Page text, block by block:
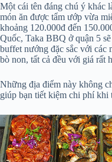
Một cái tên đáng chú ý khác
món ăn được tẩm ướp vừa
khoảng 120.000đ đến
Quốc, Taka BBQ ở quận 5
buffet nướng đặc sắc với
bò non, tất cả đều với giá rất
Những địa điểm này không
giúp bạn tiết kiệm chi phí